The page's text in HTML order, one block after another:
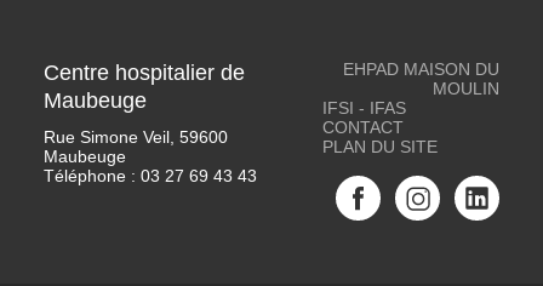
Centre hospitalier de
Maubeuge
Rue Simone Veil, 59600
Maubeuge
Téléphone : 03 27 69 43 43
EHPAD MAISON DU
MOULIN
IFSI - IFAS
CONTACT
PLAN DU SITE